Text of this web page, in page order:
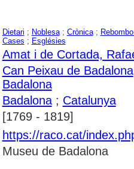
Dietari ; Noblesa; Crònica;
Cases ; Esglésies
Amat i de Cortada,
Can Peixau de Badalona
Badalona
Badalona; Catalunya
[1769 - 1819]
https://raco.cat/
Museu de Badalona